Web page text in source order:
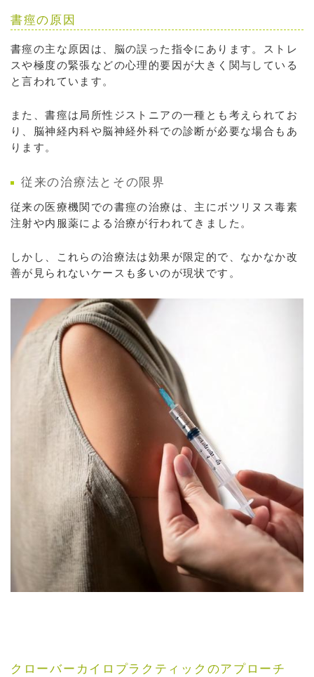
書痙の原因
書痙の主な原因は、脳の誤った指令にあります。ストレ
スや極度の緊張などの心理的要因が大きく関与している
と言われています。
また、書痙は局所性ジストニアの一種とも考えられてお
り、脳神経内科や脳神経外科での診断が必要な場合もあ
ります。
従来の治療法とその限界
従来の医療機関での書痙の治療は、主にボツリヌス毒素
注射や内服薬による治療が行われてきました。
しかし、これらの治療法は効果が限定的で、なかなか改
善が見られないケースも多いのが現状です。
クローバーカイロプラクティックのアプローチ